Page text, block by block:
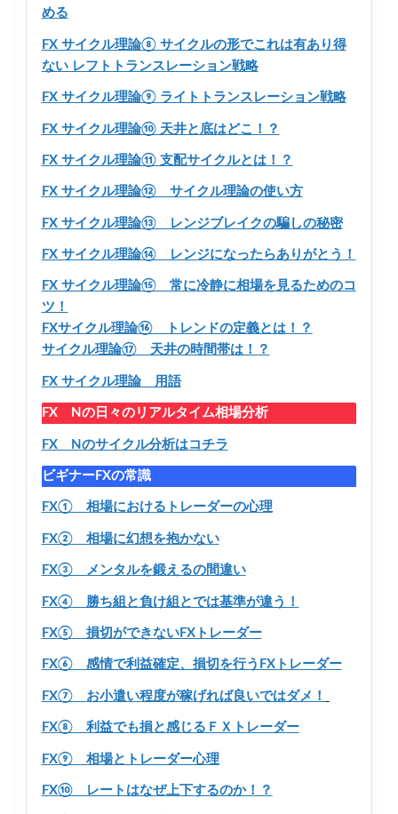
める
FX サイクル理論⑧ サイクルの形でこれは有あり得
ない レフトトランスレーション戦略
FX サイクル理論⑨ ライトトランスレーション戦略
FX サイクル理論⑩ 天井と底はどこ！？
FX サイクル理論⑪ 支配サイクルとは！？
FX サイクル理論⑫ サイクル理論の使い方
FX サイクル理論⑬ レンジブレイクの騙しの秘密
FX サイクル理論⑭ レンジになったらありがとう！
FX サイクル理論⑮ 常に冷静に相場を見るためのコ
ツ！
FXサイクル理論⑯ トレンドの定義とは！？
サイクル理論⑰ 天井の時間帯は！？
FX サイクル理論 用語
FX Nの日々のリアルタイム相場分析
FX Nのサイクル分析はコチラ
ビギナーFXの常識
FX① 相場におけるトレーダーの心理
FX② 相場に幻想を抱かない
FX③ メンタルを鍛えるの間違い
FX④ 勝ち組と負け組とでは基準が違う！
FX⑤ 損切ができないFXトレーダー
FX⑥ 感情で利益確定、損切を行うFXトレーダー
FX⑦ お小遣い程度が稼げれば良いではダメ！
FX⑧ 利益でも損と感じるＦＸトレーダー
FX⑨ 相場とトレーダー心理
FX⑩ レートはなぜ上下するのか！？